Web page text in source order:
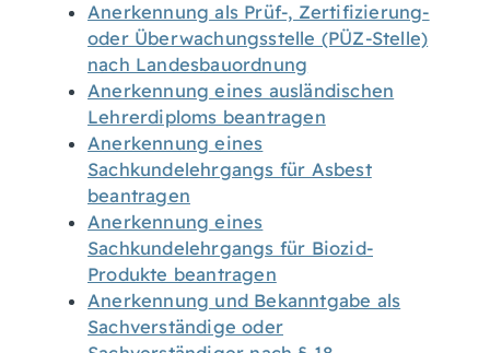
Anerkennung als Prüf-, Zertifizierung-
oder Überwachungsstelle (PÜZ-Stelle)
nach Landesbauordnung
Anerkennung eines ausländischen
Lehrerdiploms beantragen
Anerkennung eines
Sachkundelehrgangs für Asbest
beantragen
Anerkennung eines
Sachkundelehrgangs für Biozid-
Produkte beantragen
Anerkennung und Bekanntgabe als
Sachverständige oder